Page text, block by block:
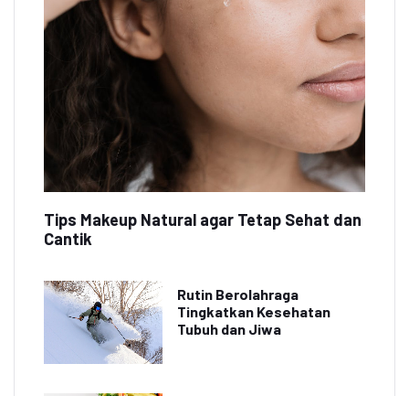
Tips Makeup Natural agar Tetap Sehat dan
Cantik
Rutin Berolahraga
Tingkatkan Kesehatan
Tubuh dan Jiwa